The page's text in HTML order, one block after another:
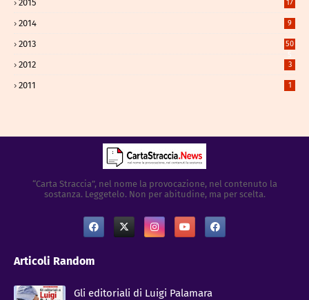
2015 17
2014 9
2013
50
5
2012 3
2011 1
“Carta Straccia”, nel nome la provocazione, nel contenuto la
sostanza. Leggetelo. Non per abitudine, ma per scelta.
Articoli Random
Gli editoriali di Luigi Palamara